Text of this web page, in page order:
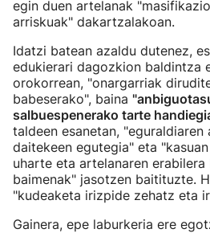
egin duen artelanak
arriskuak" dakartzalakoan.
Idatzi batean azaldu dutenez,
edukierari dagozkion baldintza
orokorrean, "onargarriak
babeserako", baina
salbuespenerako tarte
taldeen esanetan, "eguraldiaren
daitekeen egutegia" eta
uharte eta artelanaren
baimenak" jasotzen baitituzte.
"kudeaketa irizpide zehatz eta
Gainera, epe laburkeria ere